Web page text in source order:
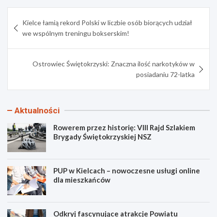
wpisu
Kielce łamią rekord Polski w liczbie osób biorących udział
we wspólnym treningu bokserskim!
Ostrowiec Świętokrzyski: Znaczna ilość narkotyków w
posiadaniu 72-latka
Aktualności
Rowerem przez historię: VIII Rajd Szlakiem
Brygady Świętokrzyskiej NSZ
PUP w Kielcach – nowoczesne usługi online
dla mieszkańców
Odkryj fascynujące atrakcje Powiatu